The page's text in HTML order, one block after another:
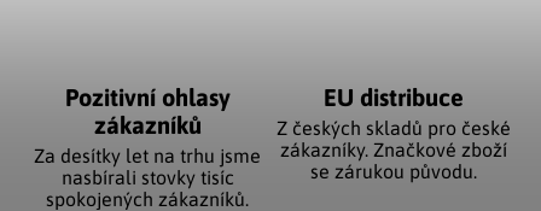
Pozitivní ohlasy
zákazníků
Za desítky let na trhu jsme
nasbírali stovky tisíc
spokojených zákazníků.
EU distribuce
Z českých skladů pro české
zákazníky. Značkové zboží
se zárukou původu.